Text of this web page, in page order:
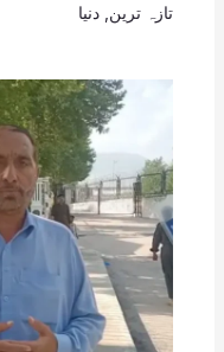
تازہ ترین دنیا